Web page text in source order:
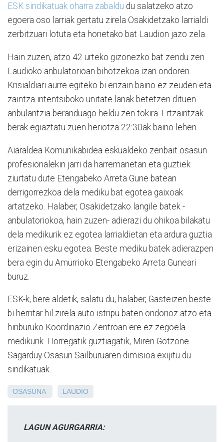
ESK sindikatuak oharra zabaldu du salatzeko atzo
egoera oso larriak gertatu zirela Osakidetzako larrialdi
zerbitzuari lotuta eta horietako bat Laudion jazo zela.
Hain zuzen, atzo 42 urteko gizonezko bat zendu zen
Laudioko anbulatorioan bihotzekoa izan ondoren.
Krisialdiari aurre egiteko bi erizain baino ez zeuden eta
zaintza intentsiboko unitate lanak betetzen dituen
anbulantzia beranduago heldu zen tokira. Ertzaintzak
berak egiaztatu zuen heriotza 22:30ak baino lehen.
Aiaraldea Komunikabidea eskualdeko zenbait osasun
profesionalekin jarri da harremanetan eta guztiek
ziurtatu dute Etengabeko Arreta Gune batean
derrigorrezkoa dela mediku bat egotea gaixoak
artatzeko. Halaber, Osakidetzako langile batek -
anbulatoriokoa, hain zuzen- adierazi du ohikoa bilakatu
dela medikurik ez egotea larrialdietan eta ardura guztia
erizainen esku egotea. Beste mediku batek adierazpen
bera egin du Amurrioko Etengabeko Arreta Guneari
buruz.
ESK-k, bere aldetik, salatu du, halaber, Gasteizen beste
bi herritar hil zirela auto istripu baten ondorioz atzo eta
hiriburuko Koordinazio Zentroan ere ez zegoela
medikurik. Horregatik guztiagatik, Miren Gotzone
Sagarduy Osasun Sailburuaren dimisioa exijitu du
sindikatuak.
OSASUNA LAUDIO
LAGUN AGURGARRIA: